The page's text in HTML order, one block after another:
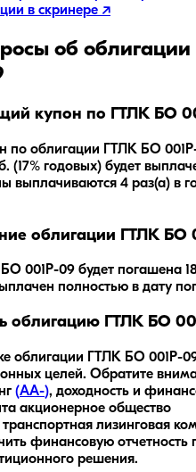
в скринере ↗
об облигации
купон по ГТЛК БО
по облигации ГТЛК БО
(17% годовых) будет
выплачиваются 4 раз(а) в
облигации ГТЛК БО
001P-09 будет погашена
полностью в дату
облигацию ГТЛК БО
облигации ГТЛК БО 001P-
целей. Обратите
(AA-), доходность и
акционерное общество
транспортная лизинговая
финансовую отчетность
решения.